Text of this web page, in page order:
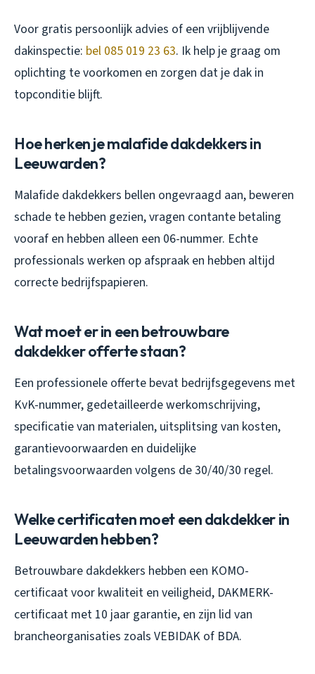
Voor gratis persoonlijk advies of een vrijblijvende
dakinspectie: bel 085 019 23 63. Ik help je graag om
oplichting te voorkomen en zorgen dat je dak in
topconditie blijft.
Hoe herken je malafide dakdekkers in
Leeuwarden?
Malafide dakdekkers bellen ongevraagd aan, beweren
schade te hebben gezien, vragen contante betaling
vooraf en hebben alleen een 06-nummer. Echte
professionals werken op afspraak en hebben altijd
correcte bedrijfspapieren.
Wat moet er in een betrouwbare
dakdekker offerte staan?
Een professionele offerte bevat bedrijfsgegevens met
KvK-nummer, gedetailleerde werkomschrijving,
specificatie van materialen, uitsplitsing van kosten,
garantievoorwaarden en duidelijke
betalingsvoorwaarden volgens de 30/40/30 regel.
Welke certificaten moet een dakdekker in
Leeuwarden hebben?
Betrouwbare dakdekkers hebben een KOMO-
certificaat voor kwaliteit en veiligheid, DAKMERK-
certificaat met 10 jaar garantie, en zijn lid van
brancheorganisaties zoals VEBIDAK of BDA.